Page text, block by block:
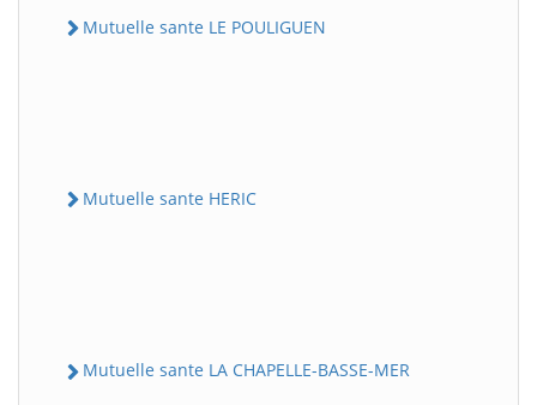
Mutuelle sante LE POULIGUEN
Mutuelle sante HERIC
Mutuelle sante LA CHAPELLE-BASSE-MER